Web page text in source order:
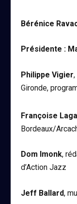
Bérénice
Présidente :
Philippe Vigier
Gironde,
Françoise
Bordeaux/
Dom Imonk,
d’Action Jazz
Jeff Ballard,